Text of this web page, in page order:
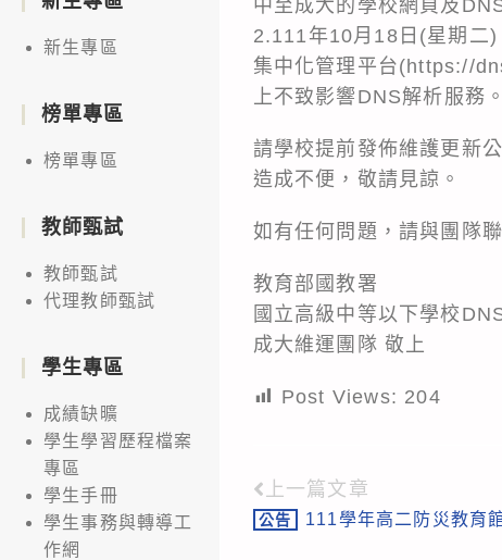
中至成大的學校網頁及
2.111年10月18日(星期二
集中化管理平台(https://
上不致影響DNS解析服務。
請學校提前發佈維護更新
造成不便，敬請見諒。
如有任何問題，請與團隊
教育部國教署
國立高級中等以下學校
成大維運團隊 敬上
Post Views: 204
Read
more
上一篇文章
公告 111學年高二防災教育
新生專區
榜單專區
榜單專區
教師甄試
教師甄試
代理教師甄試
學生專區
成績缺曠
學生學習歷程檔案
專區
學生手冊
學生事務與轉導工
作網